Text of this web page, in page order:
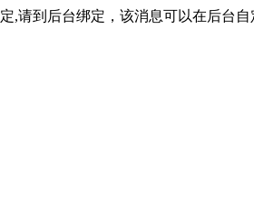
,请到后台绑定，该消息可以在后台自